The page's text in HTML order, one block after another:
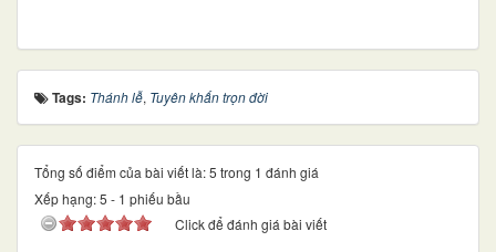
Tags: Thánh lễ, Tuyên khấn trọn đời
Tổng số điểm của bài viết là: 5 trong 1 đánh giá
Xếp hạng:5 - 1 phiếu bầu
Click để đánh giá bài viết